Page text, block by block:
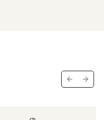
Previous
Next